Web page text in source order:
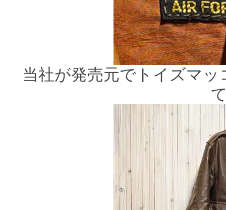
当社が発売元でトイズマ